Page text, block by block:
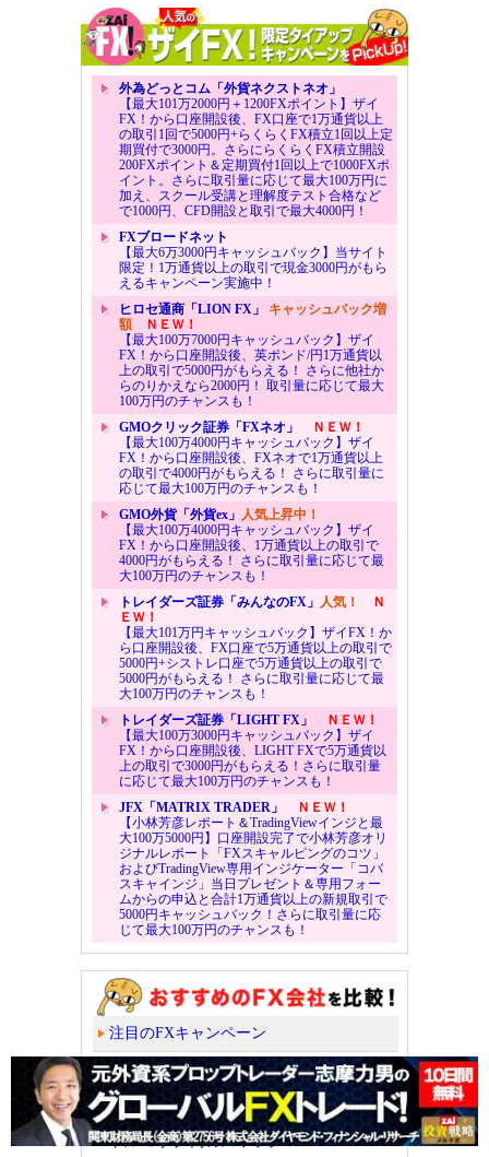
外為どっとコム「外貨ネクストネオ」
【最大101万2000円＋1200FXポイント】ザイ
FX！から口座開設後、FX口座で1万通貨以上
の取引1回で5000円+らくらくFX積立1回以上定
期買付で3000円。さらにらくらくFX積立開設
200FXポイント＆定期買付1回以上で1000FXポ
イント。さらに取引量に応じて最大100万円に
加え、スクール受講と理解度テスト合格など
で1000円、CFD開設と取引で最大4000円！
FXブロードネット
【最大6万3000円キャッシュバック】当サイト
限定！1万通貨以上の取引で現金3000円がもら
えるキャンペーン実施中！
ヒロセ通商「LION FX」 キャッシュバック増
額ＮＥＷ！
【最大100万7000円キャッシュバック】ザイ
FX！から口座開設後、英ポンド/円1万通貨以
上の取引で5000円がもらえる！ さらに他社か
らのりかえなら2000円！ 取引量に応じて最大
100万円のチャンスも！
GMOクリック証券「FXネオ」
ＮＥＷ！
【最大100万4000円キャッシュバック】ザイ
FX！から口座開設後、FXネオで1万通貨以上
の取引で4000円がもらえる！ さらに取引量に
応じて最大100万円のチャンスも！
GMO外貨「外貨ex」 人気上昇中！
【最大100万4000円キャッシュバック】ザイ
FX！から口座開設後、1万通貨以上の取引で
4000円がもらえる！ さらに取引量に応じて最
大100万円のチャンスも！
トレイダーズ証券「みんなのFX」 人気！
Ｎ
ＥＷ！
【最大101万円キャッシュバック】ザイFX！か
ら口座開設後、FX口座で5万通貨以上の取引で
5000円+シストレ口座で5万通貨以上の取引で
5000円がもらえる！ さらに取引量に応じて最
大100万円のチャンスも！
トレイダーズ証券「LIGHT FX」
ＮＥＷ！
【最大100万3000円キャッシュバック】ザイ
FX！から口座開設後、LIGHT FXで5万通貨以
上の取引で3000円がもらえる！さらに取引量
に応じて最大100万円のチャンスも！
JFX「MATRIX TRADER」
ＮＥＷ！
【小林芳彦レポート＆TradingViewインジと最
大100万5000円】口座開設完了で小林芳彦オリ
ジナルレポート「FXスキャルピングのコツ」
およびTradingView専用インジケーター「コバ
スキャインジ」当日プレゼント＆専用フォー
ムからの申込と合計1万通貨以上の新規取引で
5000円キャッシュバック！さらに取引量に応
じて最大100万円のチャンスも！
注目のFXキャンペーン
スプレッド（取引コスト）
スワップポイント
トルコリラ/円のスワップ